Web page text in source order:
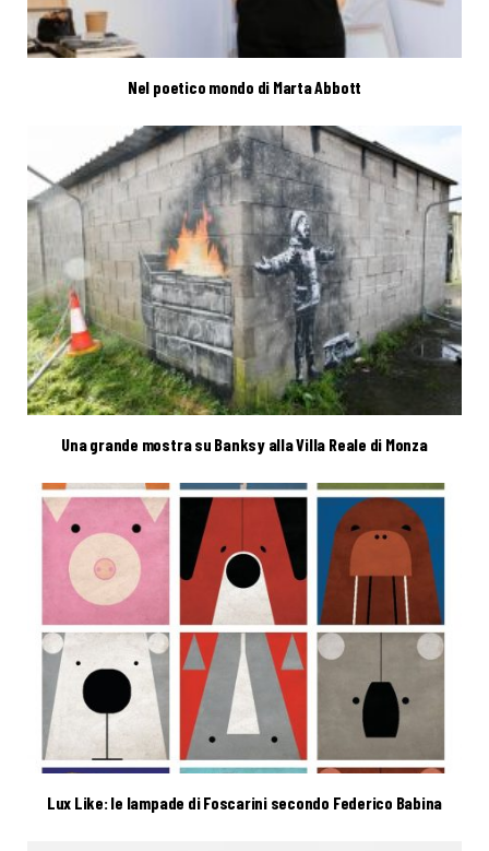
Nel poetico mondo di Marta Abbott
Una grande mostra su Banksy alla Villa Reale di Monza
Lux Like: le lampade di Foscarini secondo Federico Babina